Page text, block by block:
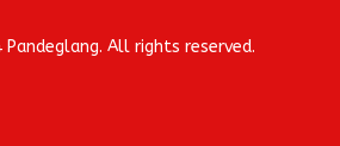
Pandeglang. All rights reserved.